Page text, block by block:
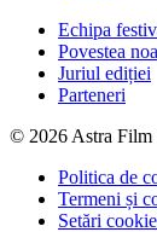
Echipa
Povestea
Juriul ediției
Parteneri
© 2026 Astra Film
Politica de
Termeni și
Setări